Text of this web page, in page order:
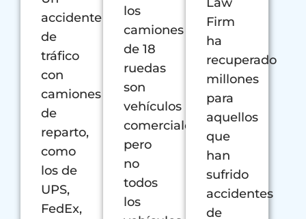
accidente
de
tráfico
con
camiones
de
reparto,
como
los de
UPS,
FedEx,
los
camiones
de 18
ruedas
son
vehículos
comerciales,
pero
no
todos
los
Firm
ha
recuperado
millones
para
aquellos
que
han
sufrido
accidentes
de